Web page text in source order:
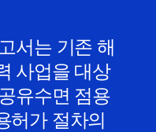
서는 기존 해
사업을 대상
유수면 점용
허가 절차의